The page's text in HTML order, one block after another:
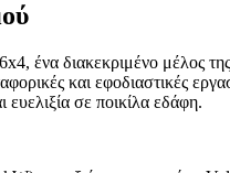
ένα διακεκριμένο μέλος
και εφοδιαστικές
σε ποικίλα εδάφη.